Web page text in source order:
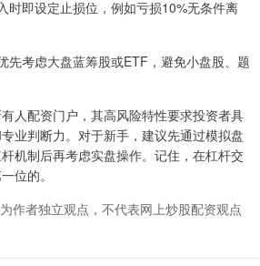
时即设定止损位，例如亏损10%无条件离
先考虑大盘蓝筹股或ETF，避免小盘股、题
人配资门户，其高风险特性要求投资者具
业判断力。对于新手，建议先通过模拟盘
机制后再考虑实盘操作。记住，在杠杆交
位的。
作者独立观点，不代表网上炒股配资观点